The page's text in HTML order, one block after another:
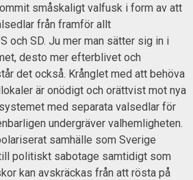
småskaligt valfusk i form av att
från framför allt
och SD. Ju mer man sätter sig in i
desto mer efterblivet och
det också. Krånglet med att behöva
är onödigt och orättvist mot nya
med separata valsedlar för
undergräver valhemligheten.
samhälle som Sverige
politiskt sabotage samtidigt som
kan avskräckas från att rösta på